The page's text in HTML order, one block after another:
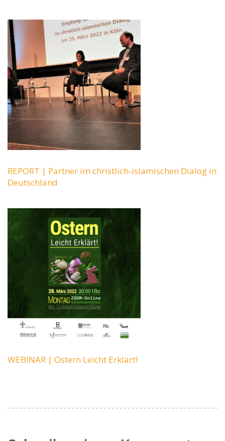
REPORT | Partner im christlich-islamischen Dialog in
Deutschland
WEBINAR | Ostern Leicht Erklärt!